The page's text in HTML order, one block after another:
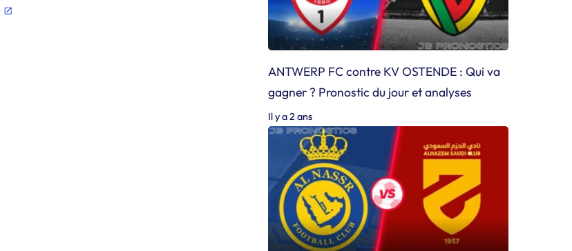
ANTWERP FC contre KV OSTENDE : Qui va
gagner ? Pronostic du jour et analyses
Il y a 2 ans